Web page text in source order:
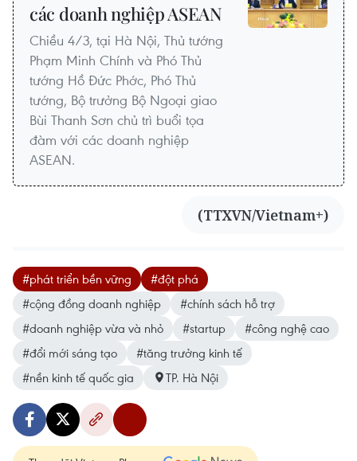
các doanh nghiệp ASEAN
Chiều 4/3, tại Hà Nội, Thủ tướng
Phạm Minh Chính và Phó Thủ
tướng Hồ Đức Phớc, Phó Thủ
tướng, Bộ trưởng Bộ Ngoại giao
Bùi Thanh Sơn chủ trì buổi tọa
đàm với các doanh nghiệp
ASEAN.
(TTXVN/Vietnam+)
#phát triển bền vững
#đột phá
#cộng đồng doanh nghiệp
#chính sách hỗ trợ
#doanh nghiệp vừa và nhỏ
#startup
#công nghệ cao
#đổi mới sáng tạo
#tăng trưởng kinh tế
#nền kinh tế quốc gia
TP. Hà Nội